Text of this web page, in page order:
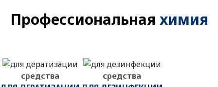
Профессиональная химия
средства
средства